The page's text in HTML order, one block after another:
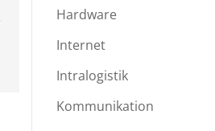
Hardware
Internet
Intralogistik
Kommunikation